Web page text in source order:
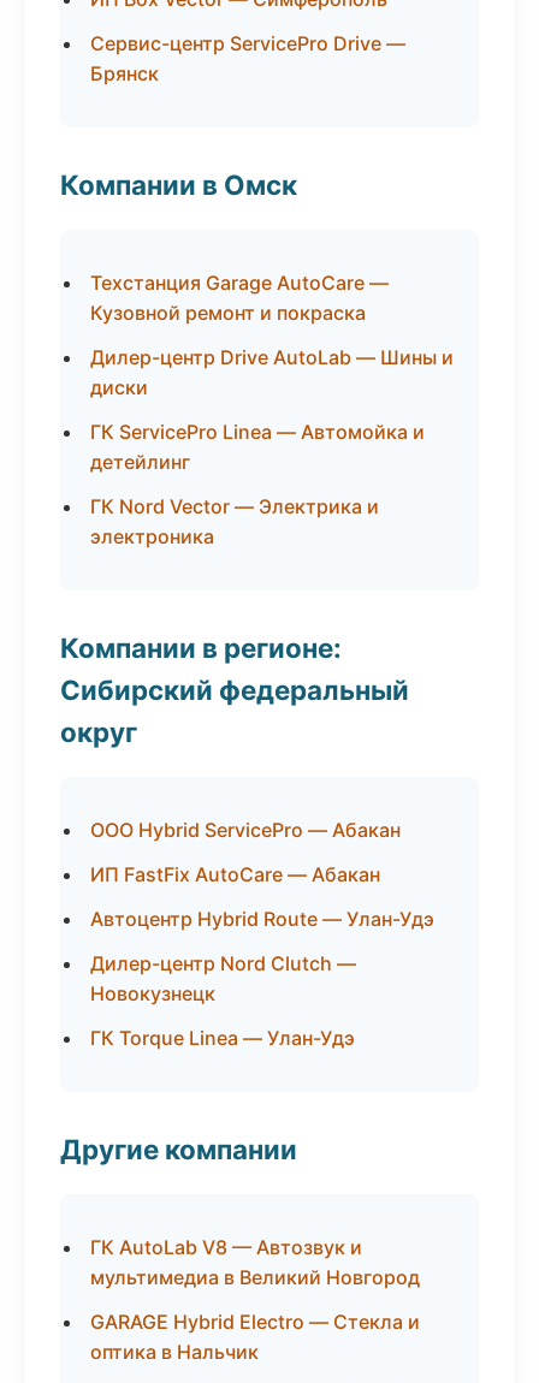
Сервис-центр ServicePro Drive —
Брянск
Компании в Омск
Техстанция Garage AutoCare —
Кузовной ремонт и покраска
Дилер-центр Drive AutoLab — Шины и
диски
ГК ServicePro Linea — Автомойка и
детейлинг
ГК Nord Vector — Электрика и
электроника
Компании в регионе:
Сибирский федеральный
округ
ООО Hybrid ServicePro — Абакан
ИП FastFix AutoCare — Абакан
Автоцентр Hybrid Route — Улан-Удэ
Дилер-центр Nord Clutch —
Новокузнецк
ГК Torque Linea — Улан-Удэ
Другие компании
ГК AutoLab V8 — Автозвук и
мультимедиа в Великий Новгород
GARAGE Hybrid Electro — Стекла и
оптика в Нальчик